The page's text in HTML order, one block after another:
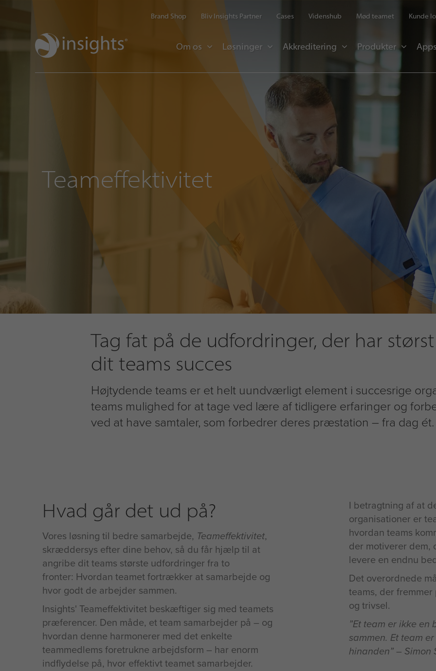
Brand Shop Bliv Insights Partner Cases Videnshub Mød teamet Kunde
Om os Løsninger Akkreditering Produkter
Teameffektivitet
Tag fat på de udfordringer, der har
dit teams succes
Højtydende teams er et helt uundværligt element i succesrige
teams mulighed for at tage ved lære af tidligere erfaringer og
ved at have samtaler, som forbedrer deres præstation – fra dag ét.
Hvad går det ud på?
Vores løsning til bedre samarbejde, Teameffektivitet,
skræddersys efter dine behov, så du får hjælp til at
angribe dit teams største udfordringer fra to
fronter: Hvordan teamet fortrækker at samarbejde og
hvor godt de arbejder sammen.
Insights' Teameffektivitet beskæftiger sig med teamets
præferencer. Den måde, et team samarbejder på – og
hvordan denne harmonerer med det enkelte
teammedlems foretrukne arbejdsform – har enorm
indflydelse på, hvor effektivt teamet samarbejder.
I betragtning af at
organisationer er
hvordan teams
der motiverer dem,
levere en endnu
Det overordnede
teams, der
og trivsel.
”Et team er ikke
sammen. Et team
hinanden” – Simon